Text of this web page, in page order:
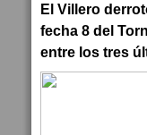
El Villero
fecha 8 del
entre los tres